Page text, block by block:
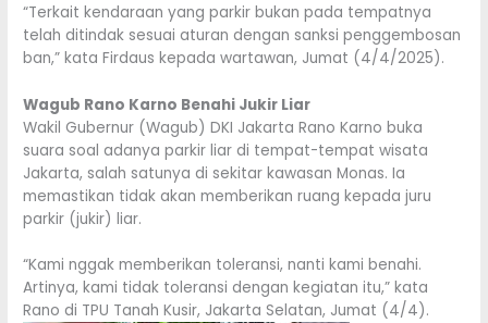
“Terkait kendaraan yang parkir bukan pada tempatnya
telah ditindak sesuai aturan dengan sanksi penggembosan
ban,” kata Firdaus kepada wartawan, Jumat (4/4/2025).
Wagub Rano Karno Benahi Jukir Liar
Wakil Gubernur (Wagub) DKI Jakarta Rano Karno buka
suara soal adanya parkir liar di tempat-tempat wisata
Jakarta, salah satunya di sekitar kawasan Monas. Ia
memastikan tidak akan memberikan ruang kepada juru
parkir (jukir) liar.
“Kami nggak memberikan toleransi, nanti kami benahi.
Artinya, kami tidak toleransi dengan kegiatan itu,” kata
Rano di TPU Tanah Kusir, Jakarta Selatan, Jumat (4/4).